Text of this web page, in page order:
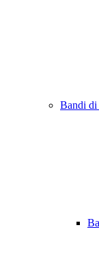
Bandi di